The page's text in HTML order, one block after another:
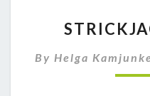
By Helga Kamjunke